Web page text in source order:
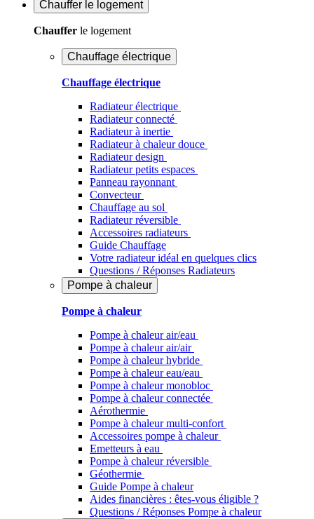
Chauffer le logement
Chauffer le logement
Chauffage électrique
Chauffage électrique
Radiateur électrique
Radiateur connecté
Radiateur à inertie
Radiateur à chaleur douce
Radiateur design
Radiateur petits espaces
Panneau rayonnant
Convecteur
Chauffage au sol
Radiateur réversible
Accessoires radiateurs
Guide Chauffage
Votre radiateur idéal en quelques clics
Questions / Réponses Radiateurs
Pompe à chaleur
Pompe à chaleur
Pompe à chaleur air/eau
Pompe à chaleur air/air
Pompe à chaleur hybride
Pompe à chaleur​ eau/eau
Pompe à chaleur monobloc
Pompe à chaleur connectée
Aérothermie
Pompe à chaleur multi-confort
Accessoires pompe à chaleur
Emetteurs à eau
Pompe à chaleur réversible
Géothermie
Guide Pompe à chaleur
Aides financières : êtes-vous éligible ?
Questions / Réponses Pompe à chaleur